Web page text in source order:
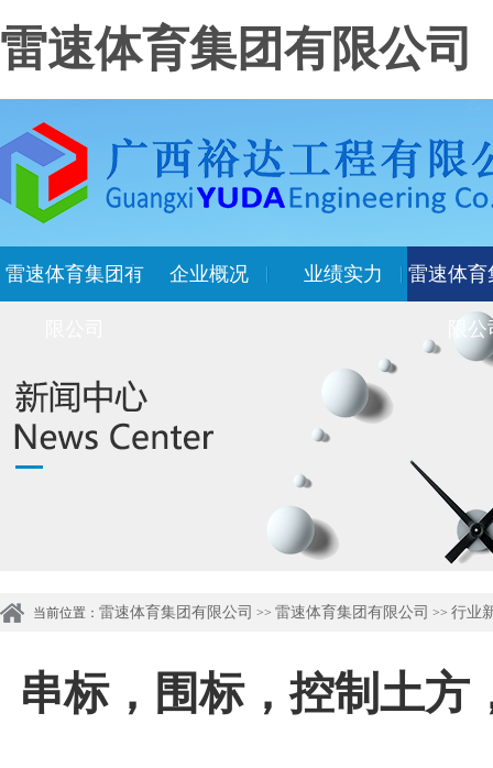
雷速体育集团有限公司
雷速体育集团有 企业概况 业绩实力 雷速体育
限
当前位置： 雷速体育集团有限公司 >> 雷速体育集团有限公司 >> 行业
串标，围标，控制土方